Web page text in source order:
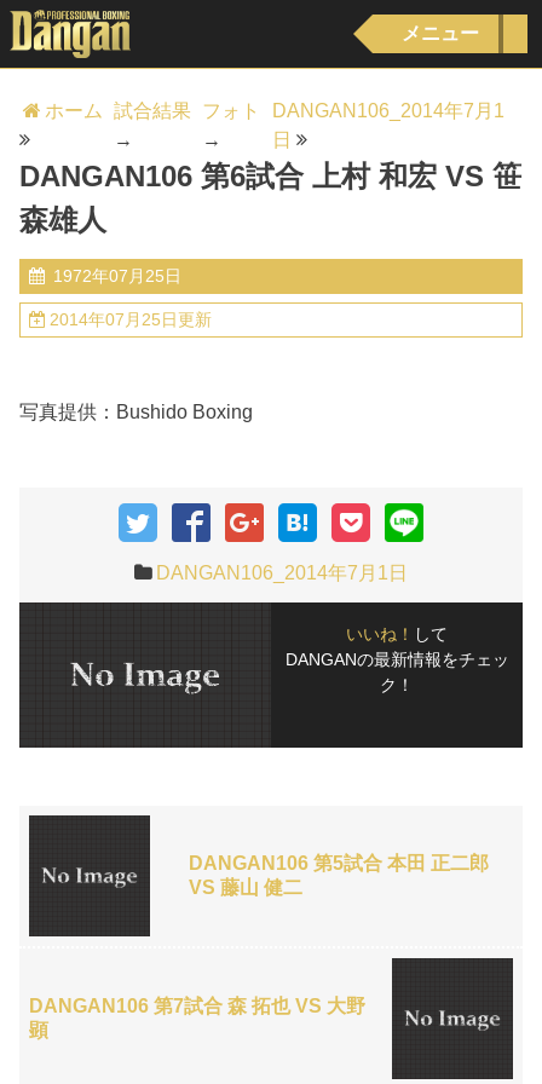
メニュー
ホーム
試合結果
→
フォト
→
DANGAN106_2014年7月1
日
DANGAN106 第6試合 上村 和宏 VS 笹
森雄人
1972年07月25日
2014年07月25日更新
写真提供：Bushido Boxing
DANGAN106_2014年7月1日
いいね！ して
DANGANの最新情報をチェッ
ク！
DANGAN106 第5試合 本田 正二郎
VS 藤山 健二
DANGAN106 第7試合 森 拓也 VS 大野
顕